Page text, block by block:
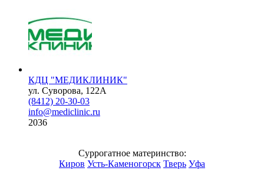
КДЦ "МЕДИКЛИНИК"
ул. Суворова, 122A
(8412) 20-30-03
info@mediclinic.ru
2036
Суррогатное материнство:
Киров Усть-Каменогорск Тверь Уфа